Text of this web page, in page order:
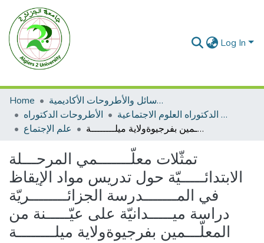
Log In
Home
الرسائل والأطروحات الأكاديمية
الأطروحات الدكتوراه
الأطروحات الدكتوراه العلوم الاجتماعية
علم الإجتماع
تمثّلات معلّـــــــمي المرحـــلة الابتدائـــــيّة حول تدريس مواد الإيقاظ في المـــــــدرسة الجزائــــــــريّة دراسة ميـــــدانيّة على عيّـــــنة من المعلّـــمين بفرجيوةولاية ميلــــــــة
تمثّلات معلّـــــــمي المرحـــلة
الابتدائـــــيّة حول تدريس مواد الإيقاظ
في المـــــــدرسة الجزائــــــــريّة
دراسة ميـــــدانيّة على عيّـــــنة من
المعلّـــمين بفرجيوةولاية ميلــــــــة